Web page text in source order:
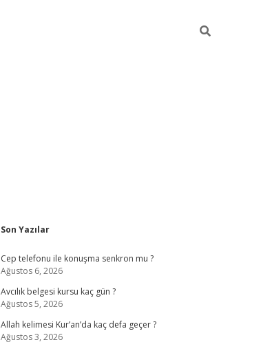
Sidebar
Son Yazılar
Cep telefonu ile konuşma senkron mu ?
Ağustos 6, 2026
Avcılık belgesi kursu kaç gün ?
Ağustos 5, 2026
Allah kelimesi Kur’an’da kaç defa geçer ?
Ağustos 3, 2026